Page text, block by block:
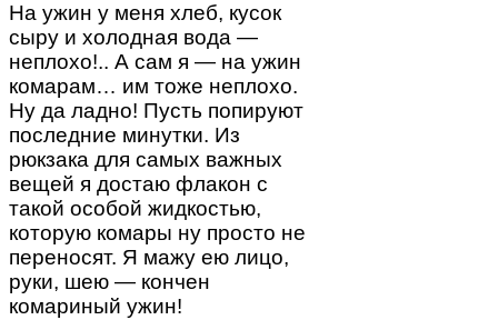
На ужин у меня хлеб, кусок
сыру и холодная вода —
неплохо!.. А сам я — на ужин
комарам… им тоже неплохо.
Ну да ладно! Пусть попируют
последние минутки. Из
рюкзака для самых важных
вещей я достаю флакон с
такой особой жидкостью,
которую комары ну просто не
переносят. Я мажу ею лицо,
руки, шею — кончен
комариный ужин!